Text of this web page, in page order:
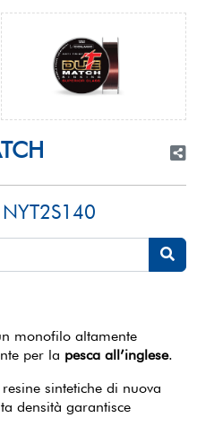
NYT2S140
monofilo altamente
per la pesca all’inglese.
sintetiche di nuova
densità garantisce